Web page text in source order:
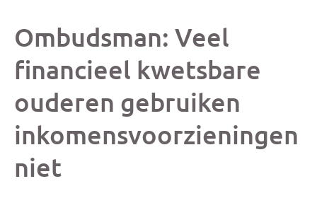
bericht
op
Facebook
op
X e-
Ombudsman: Veel
financieel kwetsbare
ouderen gebruiken
inkomensvoorzieningen
niet